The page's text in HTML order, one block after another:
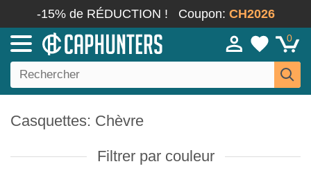
-15% de RÉDUCTION ! Coupon: CH2026
0
Casquettes: Chèvre
Filtrer par couleur